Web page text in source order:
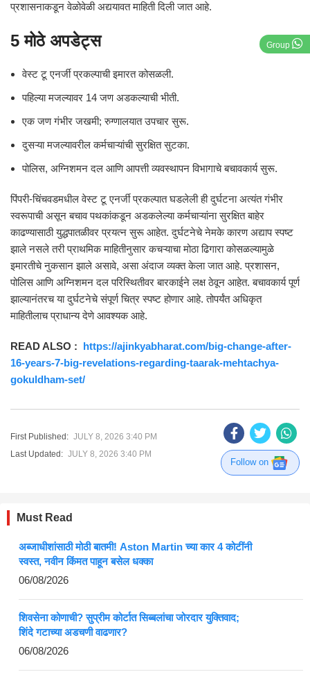
Group
प्रशासनाकडून वेळोवेळी अद्ययावत माहिती दिली जात आहे.
5 मोठे अपडेट्स
वेस्ट टू एनर्जी प्रकल्पाची इमारत कोसळली.
पहिल्या मजल्यावर 14 जण अडकल्याची भीती.
एक जण गंभीर जखमी; रुग्णालयात उपचार सुरू.
दुसऱ्या मजल्यावरील कर्मचाऱ्यांची सुरक्षित सुटका.
पोलिस, अग्निशमन दल आणि आपत्ती व्यवस्थापन विभागाचे बचावकार्य सुरू.
पिंपरी-चिंचवडमधील वेस्ट टू एनर्जी प्रकल्पात घडलेली ही दुर्घटना अत्यंत गंभीर
स्वरूपाची असून बचाव पथकांकडून अडकलेल्या कर्मचाऱ्यांना सुरक्षित बाहेर
काढण्यासाठी युद्धपातळीवर प्रयत्न सुरू आहेत. दुर्घटनेचे नेमके कारण अद्याप स्पष्ट
झाले नसले तरी प्राथमिक माहितीनुसार कचऱ्याचा मोठा ढिगारा कोसळल्यामुळे
इमारतीचे नुकसान झाले असावे, असा अंदाज व्यक्त केला जात आहे. प्रशासन,
पोलिस आणि अग्निशमन दल परिस्थितीवर बारकाईने लक्ष ठेवून आहेत. बचावकार्य पूर्ण
झाल्यानंतरच या दुर्घटनेचे संपूर्ण चित्र स्पष्ट होणार आहे. तोपर्यंत अधिकृत
माहितीलाच प्राधान्य देणे आवश्यक आहे.
READ ALSO : https://ajinkyabharat.com/big-change-after-
16-years-7-big-revelations-regarding-taarak-mehtachya-
gokuldham-set/
First Published: JULY 8, 2026 3:40 PM
Last Updated: JULY 8, 2026 3:40 PM
Follow on
Must Read
अब्जाधीशांसाठी मोठी बातमी! Aston Martin च्या कार 4 कोटींनी
स्वस्त, नवीन किंमत पाहून बसेल धक्का
06/08/2026
शिवसेना कोणाची? सुप्रीम कोर्टात सिब्बलांचा जोरदार युक्तिवाद;
शिंदे गटाच्या अडचणी वाढणार?
06/08/2026